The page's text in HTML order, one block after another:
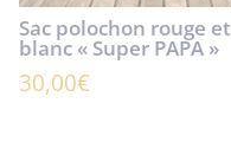
Sac polochon rouge et
blanc « Super PAPA »
30,00€